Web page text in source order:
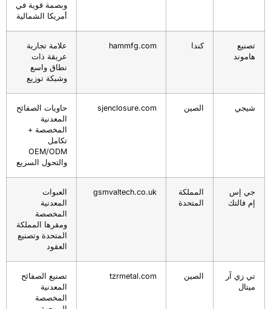
وبصمة قوية في
أمريكا الشمالية
تصنيع
هاموند
كندا hammfg.com
علامة تجارية
عريقة ذات
نطاق واسع
وشبكة توزيع
شيجي الصين sjenclosure.com
حاويات الصفائح
المعدنية
المخصصة +
تكامل
OEM/ODM
والتحول السريع
جي إس
إم فالتك
المملكة
المتحدة
gsmvaltech.co.uk
العبوات
المعدنية
المخصصة
ومقرها المملكة
المتحدة وتصنيع
العقود
تي زي آر
ميتال
الصين tzrmetal.com
تصنيع الصفائح
المعدنية
المخصصة